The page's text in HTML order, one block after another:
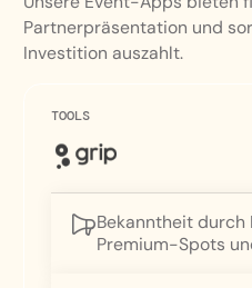
Partnerpräsentation und
Investition auszahlt.
TOOLS
Bekanntheit durch
Premium-Spots